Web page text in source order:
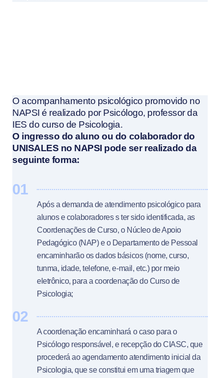
O acompanhamento psicológico promovido no
NAPSI é realizado por Psicólogo, professor da
IES do curso de Psicologia.
O ingresso do aluno ou do colaborador do
UNISALES no NAPSI pode ser realizado da
seguinte forma:
01
Após a demanda de atendimento psicológico para
alunos e colaboradores s ter sido identificada, as
Coordenações de Curso, o Núcleo de Apoio
Pedagógico (NAP) e o Departamento de Pessoal
encaminharão os dados básicos (nome, curso,
tunma, idade, telefone, e-mail, etc.) por meio
eletrônico, para a coordenação do Curso de
Psicologia;
02
A coordenação encaminhará o caso para o
Psicólogo responsável, e recepção do CIASC, que
procederá ao agendamento atendimento inicial da
Psicologia, que se constitui em uma triagem que